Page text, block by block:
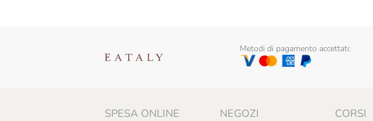
Metodi di pagamento accettati:
SPESA ONLINE NEGOZI CORSI